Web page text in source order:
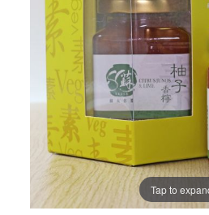
gallery
gallery
Tap to